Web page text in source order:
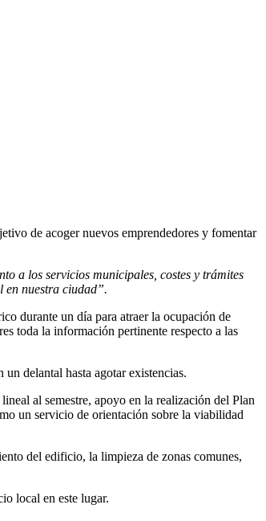
de acoger nuevos emprendedores y fomentar
a los servicios municipales, costes y trámites
en nuestra ciudad”.
durante un día para atraer la ocupación de
toda la información pertinente respecto a las
delantal hasta agotar existencias.
al semestre, apoyo en la realización del Plan
un servicio de orientación sobre la viabilidad
del edificio, la limpieza de zonas comunes,
local en este lugar.